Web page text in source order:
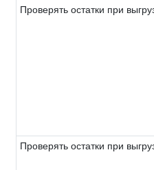
Проверять остатки при
Проверять остатки при